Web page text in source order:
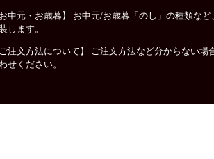
お中元・お歳暮】 お中元/お歳暮「のし」の種類な
します。
ご注文方法について】 ご注文方法など分からない場
せください。